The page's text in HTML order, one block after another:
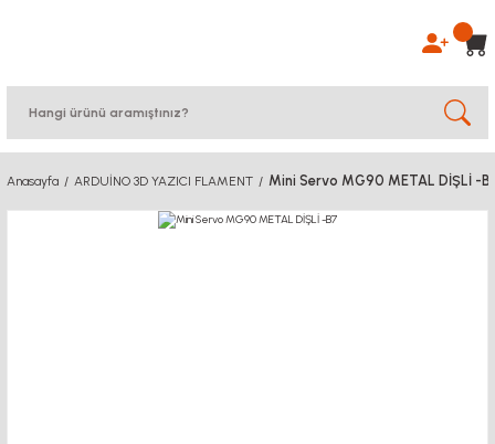
Anasayfa ARDUİNO 3D YAZICI FLAMENT Mini Servo MG90 METAL DİŞLİ -